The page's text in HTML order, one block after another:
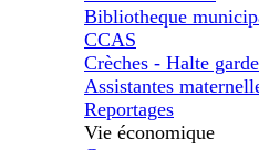
Bibliotheque
CCAS
Crèches - Halte
Assistantes
Reportages
Vie économique